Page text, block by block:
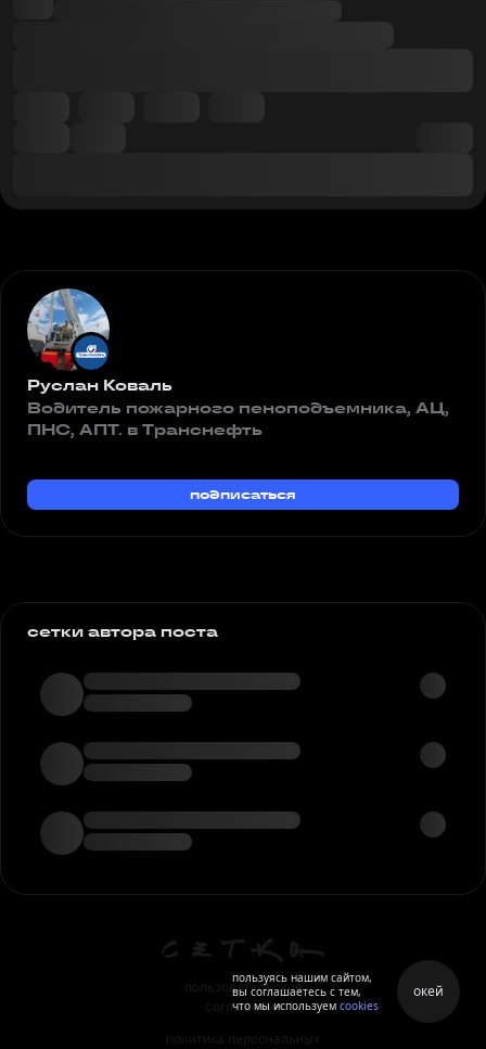
Руслан Коваль
Водитель пожарного пеноподъемника, АЦ,
ПНС, АПТ. в Tранснефть
подписаться
сетки автора поста
пользовательское
соглашение
политика персональных
пользуясь нашим сайтом,
вы соглашаетесь с тем,
что мы используем cookies
окей